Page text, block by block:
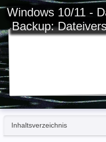
Windows 10/11 -
Backup:
Inhaltsverzeichnis